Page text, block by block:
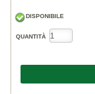
DISPONIBILE
QUANTITÀ